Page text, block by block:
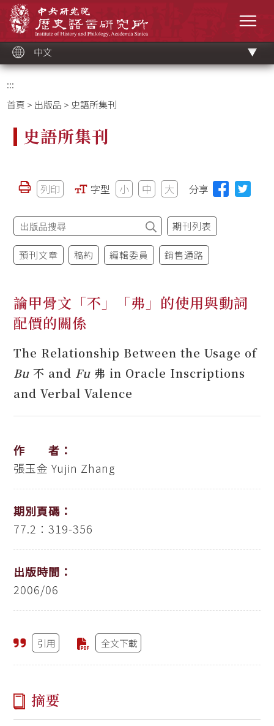
中文
:::
首頁 > 出版品 > 史語所集刊
史語所集刊
列印 字型 小 中 大 分享
期刊列表
預刊文章 稿約 編輯委員 銷售通路
論甲骨文「不」「弗」的使用與動詞
配價的關係
The Relationship Between the Usage of
Bu不 and Fu弗 in Oracle Inscriptions
and Verbal Valence
作 者：
張玉金 Yujin Zhang
期別頁碼：
77.2：319-356
出版時間：
2006/06
引用 全文下載
摘要